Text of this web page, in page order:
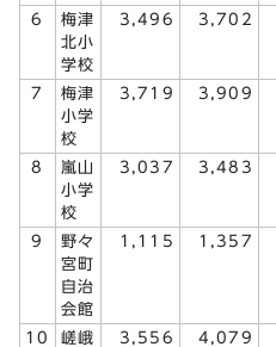
6
梅津
北小
学校
3,496 3,702
7
梅津
小学
校
3,719 3,909
8
嵐山
小学
校
3,037 3,483
9
野々
宮町
自治
会館
1,115 1,357
10
嵯峨
3,556 4,079